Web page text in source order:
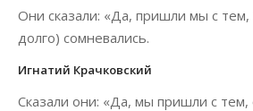
Они сказали: «Да, пришли мы с
долго) сомневались.
Игнатий Крачковский
Сказали они: «Да, мы пришли с тем,